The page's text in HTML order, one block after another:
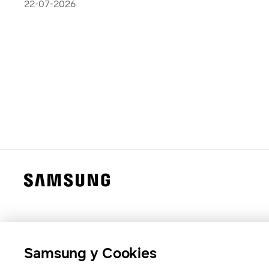
estilo de vida
22-07-2026
Samsung y Cookies